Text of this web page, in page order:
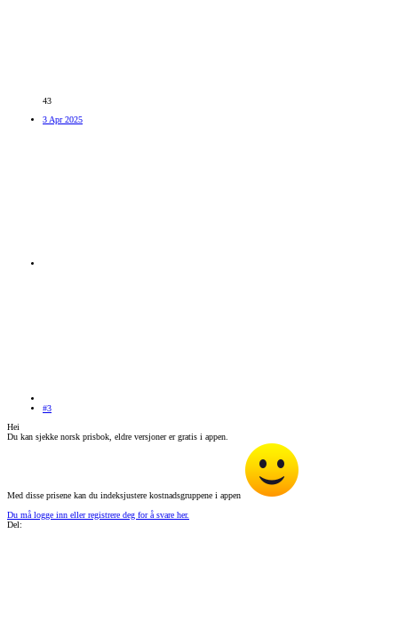
43
3 Apr 2025
#3
Hei
Du kan sjekke norsk prisbok, eldre versjoner er gratis i appen.
Med disse prisene kan du indeksjustere kostnadsgruppene i appen
Du må logge inn eller registrere deg for å svare her.
Del: